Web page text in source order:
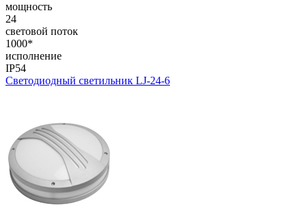
мощность
24
световой поток
1000*
исполнение
IP54
Светодиодный светильник LJ-24-6